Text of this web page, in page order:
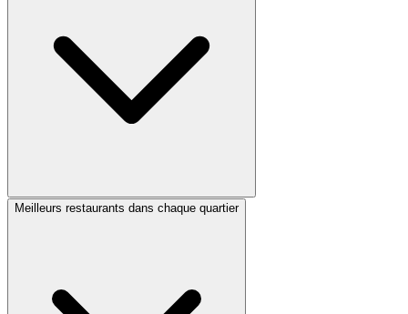
Meilleurs restaurants dans chaque quartier